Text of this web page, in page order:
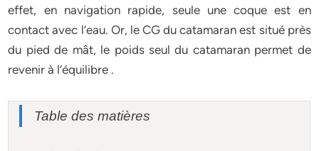
effet, en navigation rapide, seule une coque est en
contact avec l’eau. Or, le CG du catamaran est situé près
du pied de mât, le poids seul du catamaran permet de
revenir à l’équilibre .
Table des matières